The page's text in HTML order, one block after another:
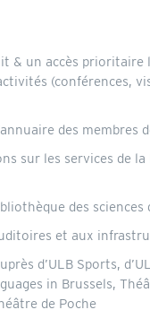
& un accès prioritaire
(conférences,
des membres
sur les services de la
des sciences
et aux
d’ULB Sports,
in Brussels,
de Poche